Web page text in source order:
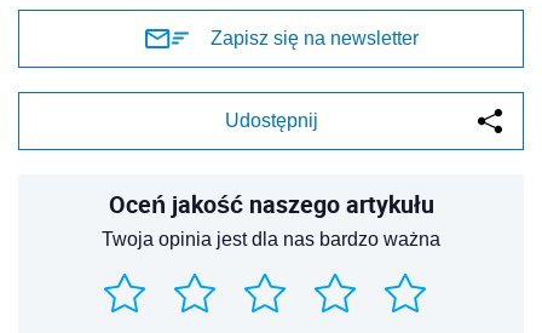
Zapisz się na newsletter
Udostępnij
Oceń jakość naszego artykułu
Twoja opinia jest dla nas bardzo ważna